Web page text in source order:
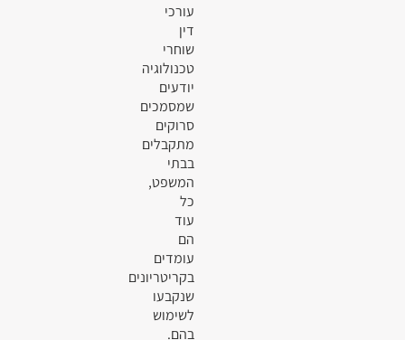
עורכי
דין
שוחרי
טכנולוגיה
יודעים
שמסמכים
סרוקים
מתקבלים
בבתי
המשפט,
כל
עוד
הם
עומדים
בקריטריונים
שנקבעו
לשימוש
בהם.